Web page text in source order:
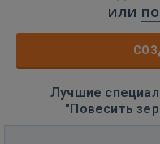
или
Лучшие
"Повесить